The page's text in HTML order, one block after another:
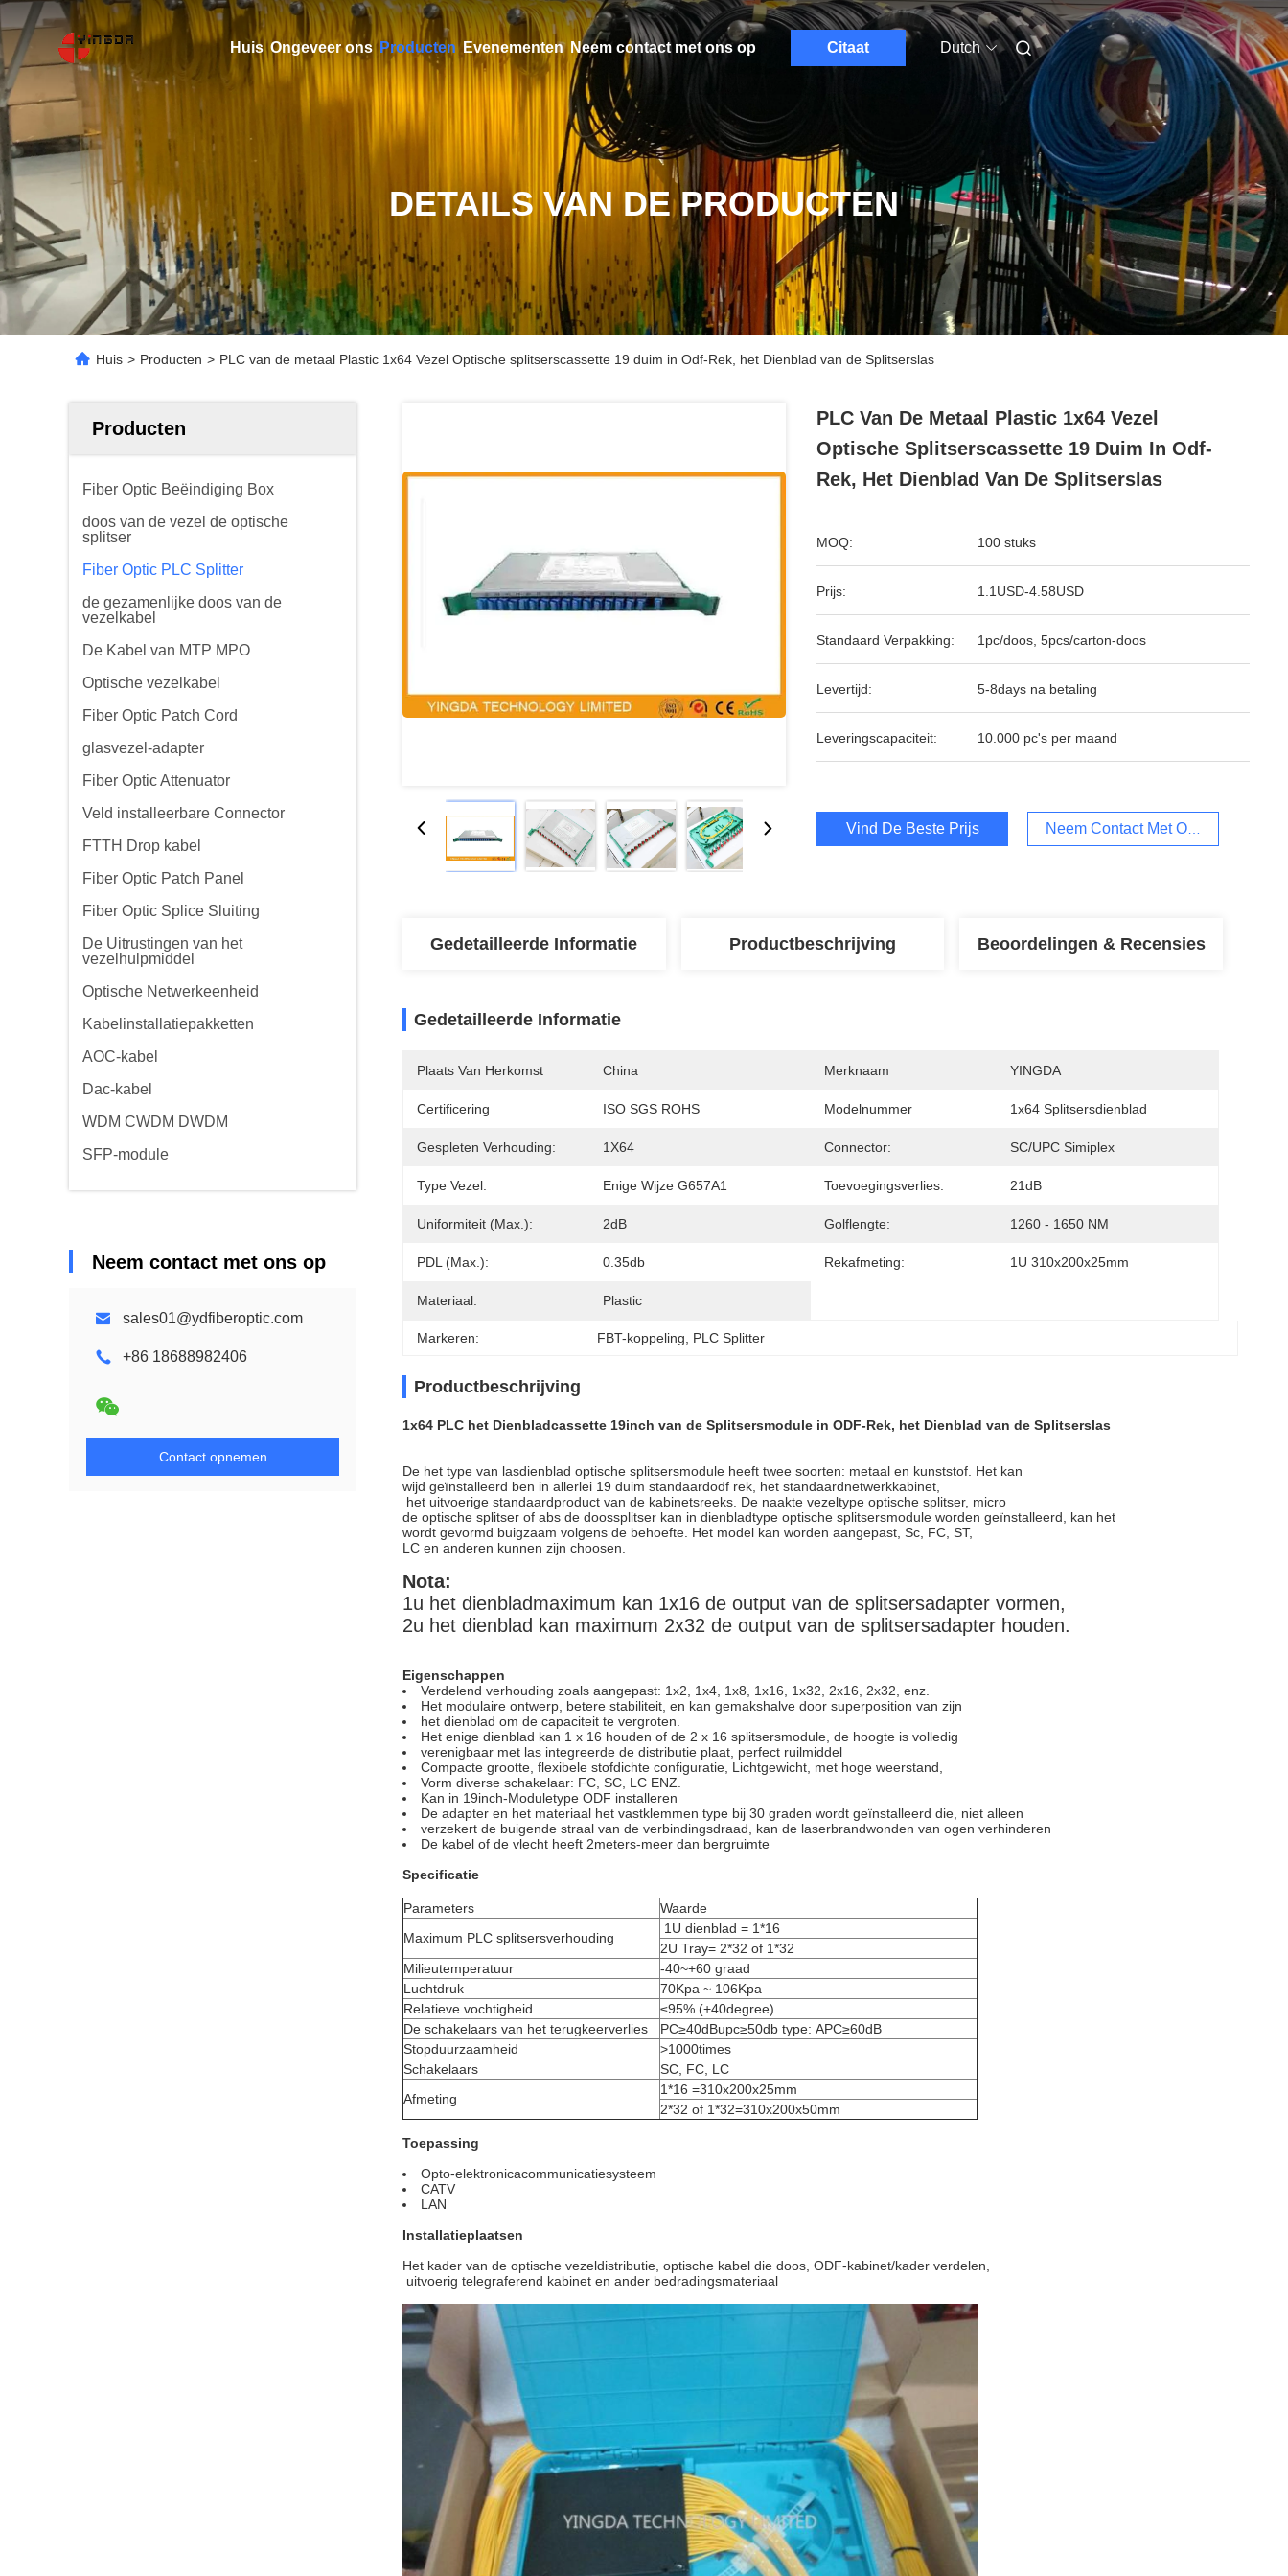
Huis Ongeveer ons Producten Evenementen Neem contact met ons op Citaat Dutch
DETAILS VAN DE PRODUCTEN
Huis > Producten > PLC van de metaal Plastic 1x64 Vezel Optische splitserscassette 19 duim in Odf-Rek, het Dienblad van de Splitserslas
Producten
Fiber Optic Beëindiging Box
doos van de vezel de optische
splitser
Fiber Optic PLC Splitter
de gezamenlijke doos van de
vezelkabel
De Kabel van MTP MPO
Optische vezelkabel
Fiber Optic Patch Cord
glasvezel-adapter
Fiber Optic Attenuator
Veld installeerbare Connector
FTTH Drop kabel
Fiber Optic Patch Panel
Fiber Optic Splice Sluiting
De Uitrustingen van het
vezelhulpmiddel
Optische Netwerkeenheid
Kabelinstallatiepakketten
AOC-kabel
Dac-kabel
WDM CWDM DWDM
SFP-module
Neem contact met ons op
sales01@ydfiberoptic.com
+86 18688982406
Contact opnemen
PLC Van De Metaal Plastic 1x64 Vezel
Optische Splitserscassette 19 Duim In Odf-
Rek, Het Dienblad Van De Splitserslas
MOQ: 100 stuks
Prijs: 1.1USD-4.58USD
Standaard Verpakking: 1pc/doos, 5pcs/carton-doos
Levertijd: 5-8days na betaling
Leveringscapaciteit: 10.000 pc's per maand
Vind De Beste Prijs Neem Contact Met Ons Op
Gedetailleerde Informatie Productbeschrijving Beoordelingen & Recensies
Gedetailleerde Informatie
Plaats Van Herkomst China Merknaam YINGDA
Certificering ISO SGS ROHS Modelnummer 1x64 Splitsersdienblad
Gespleten Verhouding: 1X64 Connector: SC/UPC Simiplex
Type Vezel: Enige Wijze G657A1 Toevoegingsverlies: 21dB
Uniformiteit (Max.): 2dB Golflengte: 1260 - 1650 NM
PDL (Max.): 0.35db Rekafmeting: 1U 310x200x25mm
Materiaal: Plastic
Markeren: FBT-koppeling PLC Splitter
Productbeschrijving
1x64 PLC het Dienbladcassette 19inch van de Splitsersmodule in ODF-Rek, het Dienblad van de Splitserslas
De het type van lasdienblad optische splitsersmodule heeft twee soorten: metaal en kunststof. Het kan
wijd geïnstalleerd ben in allerlei 19 duim standaardodf rek, het standaardnetwerkkabinet,
het uitvoerige standaardproduct van de kabinetsreeks. De naakte vezeltype optische splitser, micro
de optische splitser of abs de doossplitser kan in dienbladtype optische splitsersmodule worden geïnstalleerd, kan het
wordt gevormd buigzaam volgens de behoefte. Het model kan worden aangepast, Sc, FC, ST,
LC en anderen kunnen zijn choosen.
Nota:
1u het dienbladmaximum kan 1x16 de output van de splitsersadapter vormen,
2u het dienblad kan maximum 2x32 de output van de splitsersadapter houden.
Eigenschappen
Verdelend verhouding zoals aangepast: 1x2, 1x4, 1x8, 1x16, 1x32, 2x16, 2x32, enz.
Het modulaire ontwerp, betere stabiliteit, en kan gemakshalve door superposition van zijn
het dienblad om de capaciteit te vergroten.
Het enige dienblad kan 1 x 16 houden of de 2 x 16 splitsersmodule, de hoogte is volledig
verenigbaar met las integreerde de distributie plaat, perfect ruilmiddel
Compacte grootte, flexibele stofdichte configuratie, Lichtgewicht, met hoge weerstand,
Vorm diverse schakelaar: FC, SC, LC ENZ.
Kan in 19inch-Moduletype ODF installeren
De adapter en het materiaal het vastklemmen type bij 30 graden wordt geïnstalleerd die, niet alleen
verzekert de buigende straal van de verbindingsdraad, kan de laserbrandwonden van ogen verhinderen
De kabel of de vlecht heeft 2meters-meer dan bergruimte
Specificatie
Parameters
Waarde
Maximum PLC splitsersverhouding
1U dienblad = 1*16
2U Tray= 2*32 of 1*32
Milieutemperatuur
-40~+60 graad
Luchtdruk
70Kpa ~ 106Kpa
Relatieve vochtigheid
≤95% (+40degree)
De schakelaars van het terugkeerverlies
PC≥40dBupc≥50db type: APC≥60dB
Stopduurzaamheid
>1000times
Schakelaars
SC, FC, LC
Afmeting
1*16 =310x200x25mm
2*32 of 1*32=310x200x50mm
Toepassing
Opto-elektronicacommunicatiesysteem
CATV
LAN
Installatieplaatsen
Het kader van de optische vezeldistributie, optische kabel die doos, ODF-kabinet/kader verdelen,
uitvoerig telegraferend kabinet en ander bedradingsmateriaal